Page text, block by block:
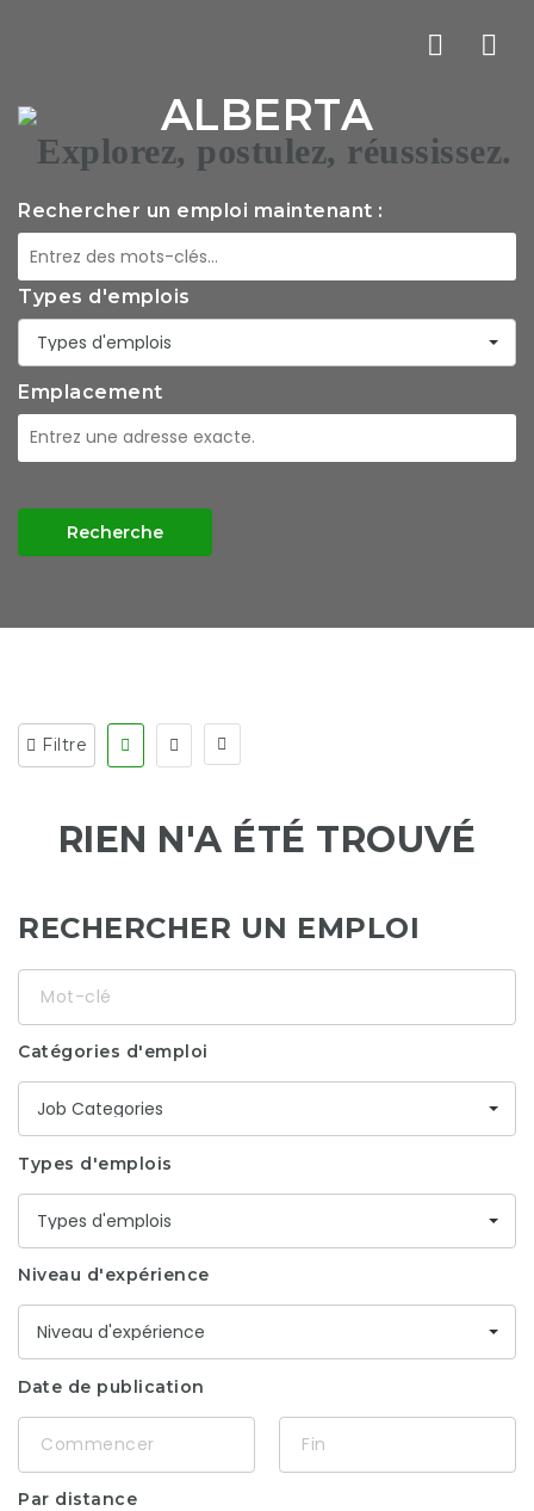
La
ALBERTA
Rechercher un emploi maintenant :
Types d'emplois
Types d'emplois
Emplacement
Recherche
Filtre
RIEN N'A ÉTÉ TROUVÉ
RECHERCHER UN EMPLOI
Mot-
clé
Catégories d'emploi
Job Categories
Types d'emplois
Types d'emplois
Niveau d'expérience
Niveau d'expérience
Date de publication
Par distance